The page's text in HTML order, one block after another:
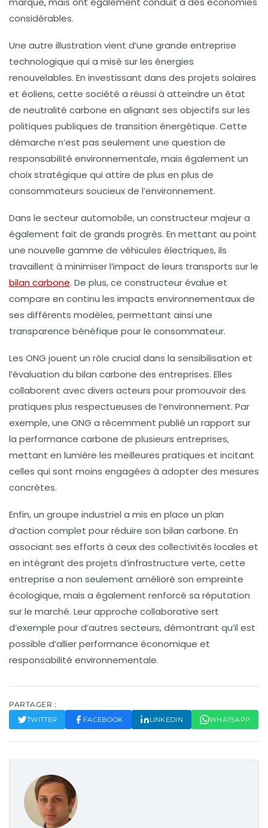
considérables.
Une autre illustration vient d’une grande entreprise
technologique qui a misé sur les énergies
renouvelables. En investissant dans des projets solaires
et éoliens, cette société a réussi à atteindre un état
de neutralité carbone en alignant ses objectifs sur les
politiques publiques de transition énergétique. Cette
démarche n’est pas seulement une question de
responsabilité environnementale, mais également un
choix stratégique qui attire de plus en plus de
consommateurs soucieux de l’environnement.
Dans le secteur automobile, un constructeur majeur a
également fait de grands progrès. En mettant au point
une nouvelle gamme de véhicules électriques, ils
travaillent à minimiser l’impact de leurs transports sur le
bilan carbone. De plus, ce constructeur évalue et
compare en continu les impacts environnementauxde
ses différents modèles, permettant ainsi une
transparence bénéfique pour le consommateur.
Les ONG jouent un rôle crucial dans la sensibilisation et
l’évaluation du bilan carbone des entreprises. Elles
collaborent avec divers acteurs pour promouvoir des
pratiques plus respectueuses de l’environnement. Par
exemple, une ONG a récemment publié un rapport sur
la performance carbone de plusieurs entreprises,
mettant en lumière les meilleures pratiques et incitant
celles qui sont moins engagées à adopter des mesures
concrètes.
Enfin, un groupe industriel a mis en place un plan
d’action complet pour réduire son bilan carbone. En
associant ses efforts à ceux des collectivités locales et
en intégrant des projets d’infrastructure verte, cette
entreprise a non seulement amélioré son empreinte
écologique, mais a également renforcé sa réputation
sur le marché. Leur approche collaborative sert
d’exemple pour d’autres secteurs, démontrant qu’il est
possible d’allier performance économique et
responsabilité environnementale.
PARTAGER :
TWITTER FACEBOOK LINKEDIN WHATSAPP